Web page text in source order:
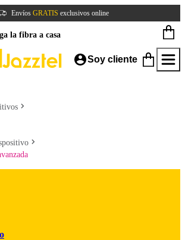
Envíos GRATIS exclusivos online
la fibra a casa
Soy cliente